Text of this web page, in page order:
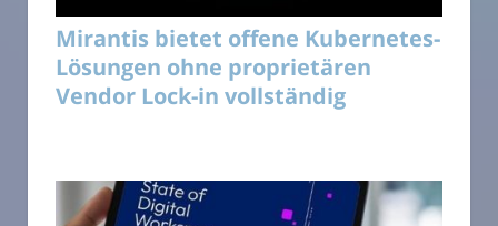
Mirantis bietet offene Kubernetes-
Lösungen ohne proprietären
Vendor Lock-in vollständig